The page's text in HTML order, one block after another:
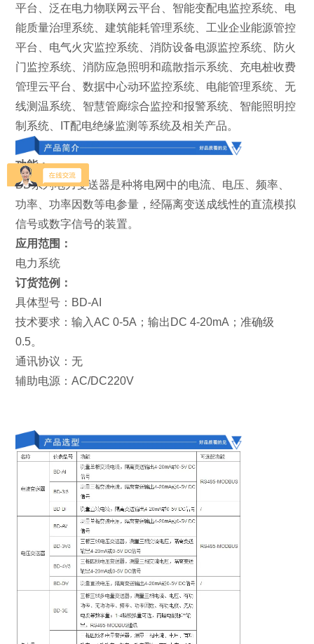
平台、泛在电力物联网云平台、智能变配电监控系统、电
能质量治理系统、建筑能耗管理系统、工业企业能源管控
平台、电气火灾监控系统、消防设备电源监控系统、防火
门监控系统、消防应急照明和疏散指示系统、充电桩收费
管理云平台、数据中心动环监控系统、电能管理系统、无
线测温系统、智慧管廊综合监控和报警系统、智能照明控
制系统、IT配电绝缘监测等系统及相关产品。
功能：
BD系列电力变送器是种将电网中的电流、电压、频率、
功率、功率因数等电参量，经隔离变送成线性的直流模拟
信号或数字信号的装置。
应用范围：
电力系统
订货范例：
具体型号：BD-AI
技术要求：输入AC 0-5A；输出DC 4-20mA；准确级
0.5。
通讯协议：无
辅助电源：AC/DC220V